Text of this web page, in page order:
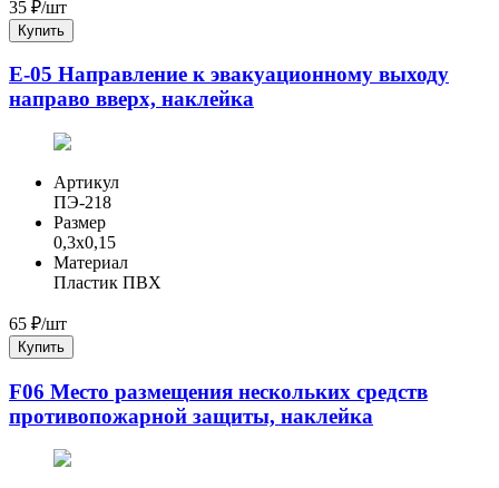
35 ₽/шт
Купить
Е-05 Направление к эвакуационному выходу
направо вверх, наклейка
Артикул
ПЭ-218
Размер
0,3x0,15
Материал
Пластик ПВХ
65 ₽/шт
Купить
F06 Место размещения нескольких средств
противопожарной защиты, наклейка